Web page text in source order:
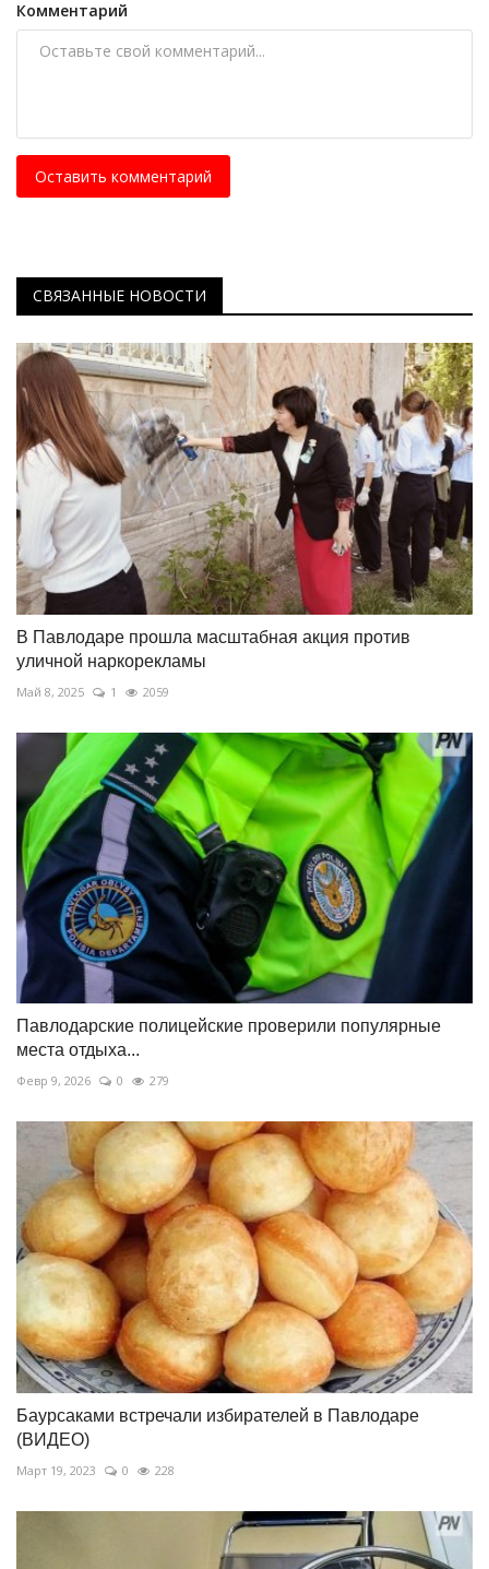
Комментарий
Оставить комментарий
СВЯЗАННЫЕ НОВОСТИ
В Павлодаре прошла масштабная акция против
уличной наркорекламы
Май 8, 2025 1 2059
Павлодарские полицейские проверили популярные
места отдыха...
Февр 9, 2026 0 279
Баурсаками встречали избирателей в Павлодаре
(ВИДЕО)
Март 19, 2023 0 228